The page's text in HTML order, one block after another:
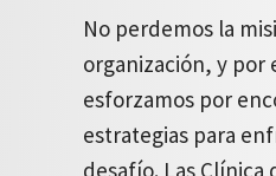
No perdemos la
organización, y por
esforzamos por
estrategias para
desafío. Las Clínica